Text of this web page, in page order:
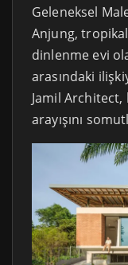
Geleneksel
Anjung,
dinlenme evi
arasındaki
Jamil
arayışını